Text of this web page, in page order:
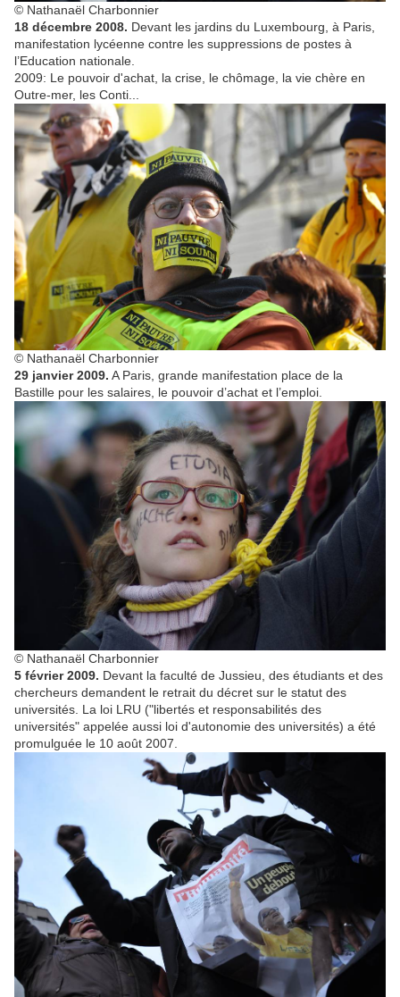
© Nathanaël Charbonnier
18 décembre 2008. Devant les jardins du Luxembourg, à Paris,
manifestation lycéenne contre les suppressions de postes à
l’Education nationale.
2009: Le pouvoir d'achat, la crise, le chômage, la vie chère en
Outre-mer, les Conti...
© Nathanaël Charbonnier
29 janvier 2009. A Paris, grande manifestation place de la
Bastille pour les salaires, le pouvoir d’achat et l’emploi.
© Nathanaël Charbonnier
5 février 2009. Devant la faculté de Jussieu, des étudiants et des
chercheurs demandent le retrait du décret sur le statut des
universités. La loi LRU ("libertés et responsabilités des
universités" appelée aussi loi d'autonomie des universités) a été
promulguée le 10 août 2007.